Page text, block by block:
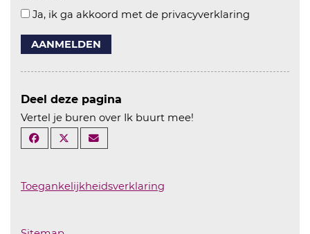
Ja, ik ga akkoord met de privacyverklaring
AANMELDEN
Deel deze pagina
Vertel je buren over Ik buurt mee!
Toegankelijkheidsverklaring